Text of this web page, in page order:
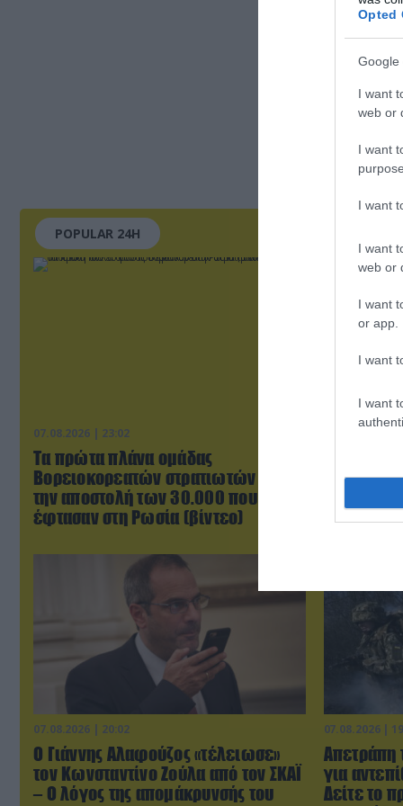
Opted
Google
I want
web or
I want
I want
I want
web or
I want
or app.
I want
I want
POPULAR 24H
07.08.2026 | 23:02
Τα πρώτα πλάνα ομάδας
Βορειοκορεατών στρατιωτών από
την αποστολή των 30.000 που
έφτασαν στη Ρωσία (βίντεο)
07.08.2026 | 20:02
Ο Γιάννης Αλαφούζος «τέλειωσε»
τον Κωνσταντίνο Ζούλα από τον ΣΚΑΪ
– Ο λόγος της απομάκρυνσής του
07.08.2026 |
Απετράπη
για
Δείτε το